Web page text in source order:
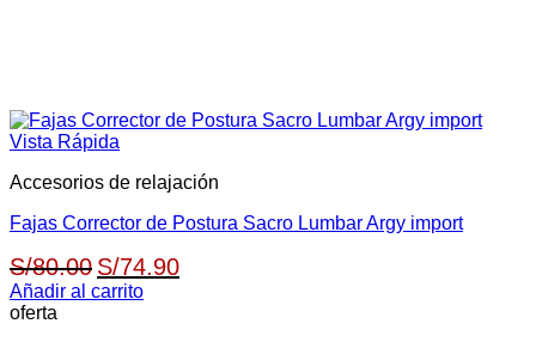
Vista Rápida
Accesorios de relajación
Fajas Corrector de Postura Sacro Lumbar Argy import
S/80.00 El
precio
S/74.90El
Añadir al carrito
oferta